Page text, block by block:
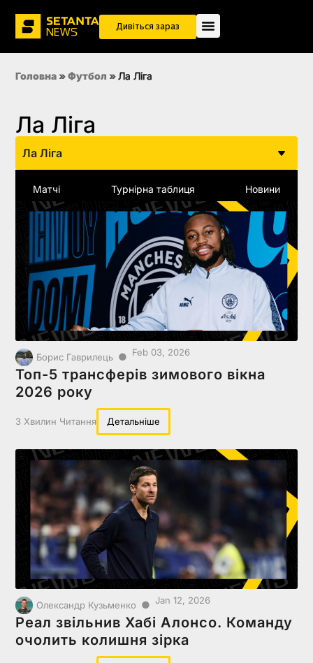
Дивіться зараз
Головна »Футбол »Ла Ліга
Ла Ліга
Ла Ліга
Матчі Турнірна таблиця Новини
Борис Гаврилець ● Feb 03, 2026
Топ-5 трансферів зимового вікна
2026 року
3 Хвилин Читання Детальніше
Олександр Кузьменко ● Jan 12, 2026
Реал звільнив Хабі Алонсо. Команду
очолить колишня зірка